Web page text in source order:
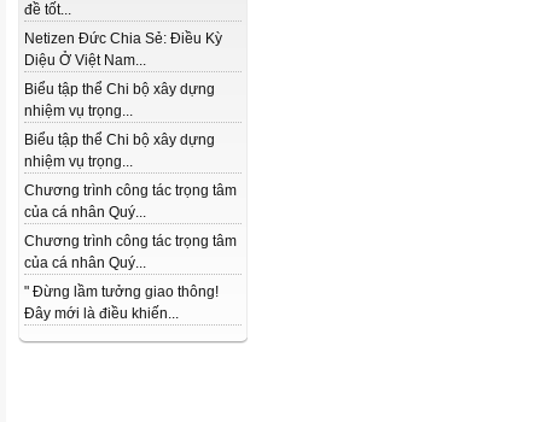
đề tốt...
Netizen Đức Chia Sẻ: Điều Kỳ
Diệu Ở Việt Nam...
Biểu tập thể Chi bộ xây dựng
nhiệm vụ trọng...
Biểu tập thể Chi bộ xây dựng
nhiệm vụ trọng...
Chương trình công tác trọng tâm
của cá nhân Quý...
Chương trình công tác trọng tâm
của cá nhân Quý...
" Đừng lầm tưởng giao thông!
Đây mới là điều khiến...